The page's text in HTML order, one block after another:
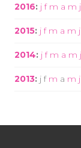
2016: j f m a m j
2015: j f m a m j
2014: j f m a m j
2013: j f m a m j